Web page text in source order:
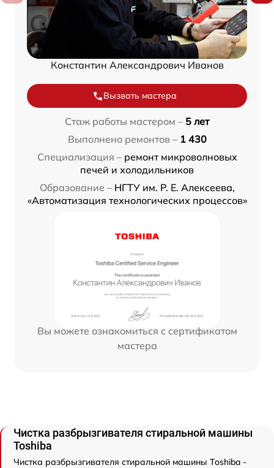
Константин Александрович Иванов
Вызвать мастера
Стаж работы мастером – 5 лет
Выполнено ремонтов – 1 430
Специализация – ремонт микроволновых
печей и холодильников
Образование – НГТУ им. Р. Е. Алексеева,
«Автоматизация технологических процессов»
Вы можете ознакомиться с сертификатом
мастера
Чистка разбрызгивателя стиральной машины
Toshiba
Чистка разбрызгивателя стиральной машины Toshiba -